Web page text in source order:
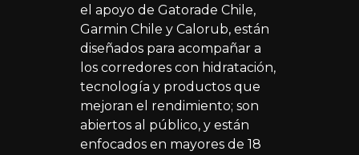
el apoyo de Gatorade Chile,
Garmin Chile y Calorub, están
diseñados para acompañar a
los corredores con hidratación,
tecnología y productos que
mejoran el rendimiento; son
abiertos al público, y están
enfocados en mayores de 18